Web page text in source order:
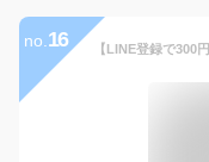
no. 16